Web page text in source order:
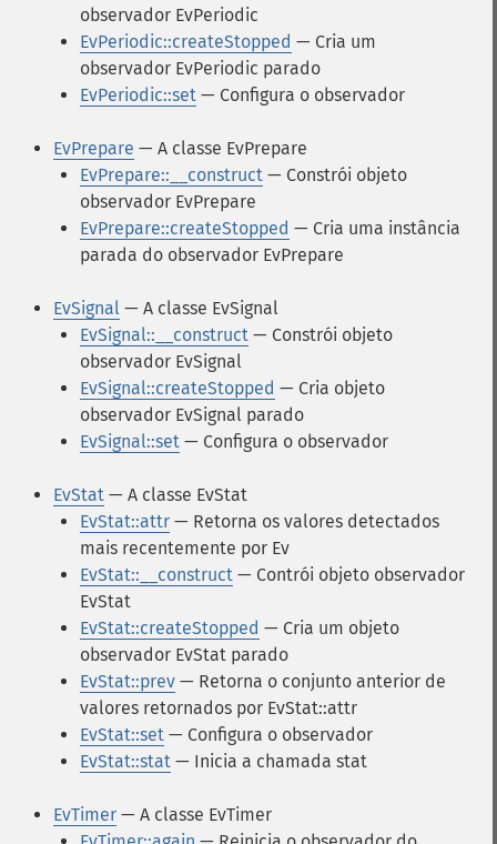
observador EvPeriodic
EvPeriodic::createStopped — Cria um
observador EvPeriodic parado
EvPeriodic::set — Configura o observador
EvPrepare — A classe EvPrepare
EvPrepare::__construct — Constrói objeto
observador EvPrepare
EvPrepare::createStopped — Cria uma instância
parada do observador EvPrepare
EvSignal — A classe EvSignal
EvSignal::__construct — Constrói objeto
observador EvSignal
EvSignal::createStopped — Cria objeto
observador EvSignal parado
EvSignal::set — Configura o observador
EvStat — A classe EvStat
EvStat::attr — Retorna os valores detectados
mais recentemente por Ev
EvStat::__construct — Contrói objeto observador
EvStat
EvStat::createStopped — Cria um objeto
observador EvStat parado
EvStat::prev — Retorna o conjunto anterior de
valores retornados por EvStat::attr
EvStat::set — Configura o observador
EvStat::stat — Inicia a chamada stat
EvTimer — A classe EvTimer